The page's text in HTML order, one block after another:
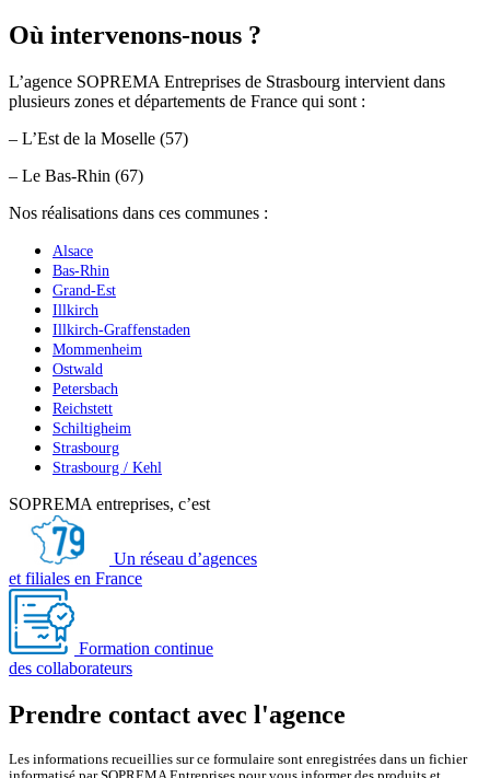
Où intervenons-nous ?
L’agence SOPREMA Entreprises de Strasbourg intervient dans
plusieurs zones et départements de France qui sont :
– L’Est de la Moselle (57)
– Le Bas-Rhin (67)
Nos réalisations dans ces communes :
Alsace
Bas-Rhin
Grand-Est
Illkirch
Illkirch-Graffenstaden
Mommenheim
Ostwald
Petersbach
Reichstett
Schiltigheim
Strasbourg
Strasbourg / Kehl
SOPREMA entreprises, c’est
Un réseau d’agences
et filiales en France
Formation continue
des collaborateurs
Prendre contact avec l'agence
Les informations recueillies sur ce formulaire sont enregistrées dans un fichier